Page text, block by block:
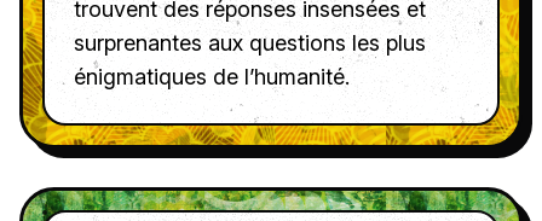
trouvent des réponses insensées et
surprenantes aux questions les plus
énigmatiques de l’humanité.